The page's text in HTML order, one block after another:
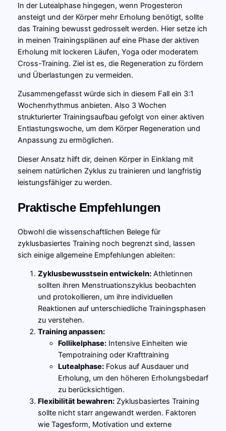
In der Lutealphase hingegen, wenn Progesteron
ansteigt und der Körper mehr Erholung benötigt, sollte
das Training bewusst gedrosselt werden. Hier setze ich
in meinen Trainingsplänen auf eine Phase der aktiven
Erholung mit lockeren Läufen, Yoga oder moderatem
Cross-Training. Ziel ist es, die Regeneration zu fördern
und Überlastungen zu vermeiden.
Zusammengefasst würde sich in diesem Fall ein 3:1
Wochenrhythmus anbieten. Also 3 Wochen
strukturierter Trainingsaufbau gefolgt von einer aktiven
Entlastungswoche, um dem Körper Regeneration und
Anpassung zu ermöglichen.
Dieser Ansatz hilft dir, deinen Körper in Einklang mit
seinem natürlichen Zyklus zu trainieren und langfristig
leistungsfähiger zu werden.
Praktische Empfehlungen
Obwohl die wissenschaftlichen Belege für
zyklusbasiertes Training noch begrenzt sind, lassen
sich einige allgemeine Empfehlungen ableiten:
Zyklusbewusstsein entwickeln:Athletinnen
sollten ihren Menstruationszyklus beobachten
und protokollieren, um ihre individuellen
Reaktionen auf unterschiedliche Trainingsphasen
zu verstehen.
Training anpassen:
Follikelphase:Intensive Einheiten wie
Tempotraining oder Krafttraining
Lutealphase:Fokus auf Ausdauer und
Erholung, um den höheren Erholungsbedarf
zu berücksichtigen.
Flexibilität bewahren:Zyklusbasiertes Training
sollte nicht starr angewandt werden. Faktoren
wie Tagesform, Motivation und externe